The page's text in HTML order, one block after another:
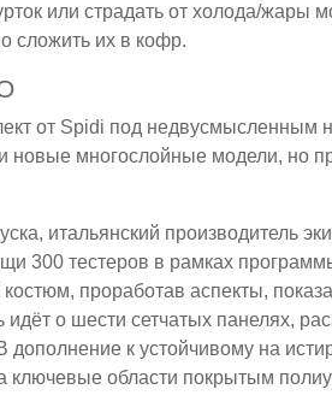
или страдать от холода/жары
сложить их в кофр.
от Spidi под недвусмысленным
новые многослойные модели, но
итальянский производитель
300 тестеров в рамках
проработав аспекты,
о шести сетчатых панелях,
к устойчивому на
ключевые области покрытым